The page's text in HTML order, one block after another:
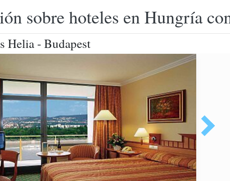
sobre hoteles en Hungría
Helia - Budapest